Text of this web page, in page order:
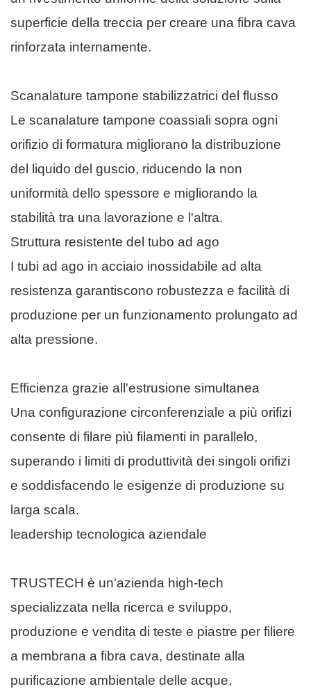
superficie della treccia per creare una fibra cava
rinforzata internamente.
Scanalature tampone stabilizzatrici del flusso
Le scanalature tampone coassiali sopra ogni
orifizio di formatura migliorano la distribuzione
del liquido del guscio, riducendo la non
uniformità dello spessore e migliorando la
stabilità tra una lavorazione e l'altra.
Struttura resistente del tubo ad ago
I tubi ad ago in acciaio inossidabile ad alta
resistenza garantiscono robustezza e facilità di
produzione per un funzionamento prolungato ad
alta pressione.
Efficienza grazie all'estrusione simultanea
Una configurazione circonferenziale a più orifizi
consente di filare più filamenti in parallelo,
superando i limiti di produttività dei singoli orifizi
e soddisfacendo le esigenze di produzione su
larga scala.
leadership tecnologica aziendale
TRUSTECH è un'azienda high-tech
specializzata nella ricerca e sviluppo,
produzione e vendita di teste e piastre per filiere
a membrana a fibra cava, destinate alla
purificazione ambientale delle acque,